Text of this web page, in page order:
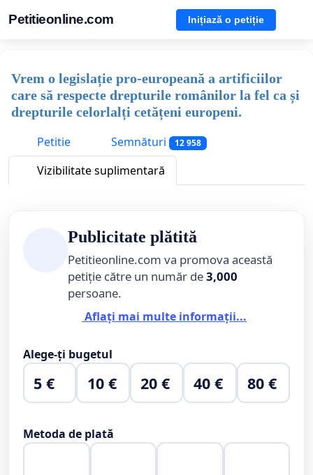
Petitieonline.com Inițiază o petiție
Vrem o legislație pro-europeană a artificiilor
care să respecte drepturile românilor la fel ca și
drepturile celorlalți cetățeni europeni.
Petitie
Semnături 12 958
Vizibilitate suplimentară
Publicitate plătită
Petitieonline.com va promova această
petiție către un număr de3,000
persoane.
Aflați mai multe informații...
Alege-ți bugetul
5 € 10 € 20 € 40 € 80 €
Metoda de plată